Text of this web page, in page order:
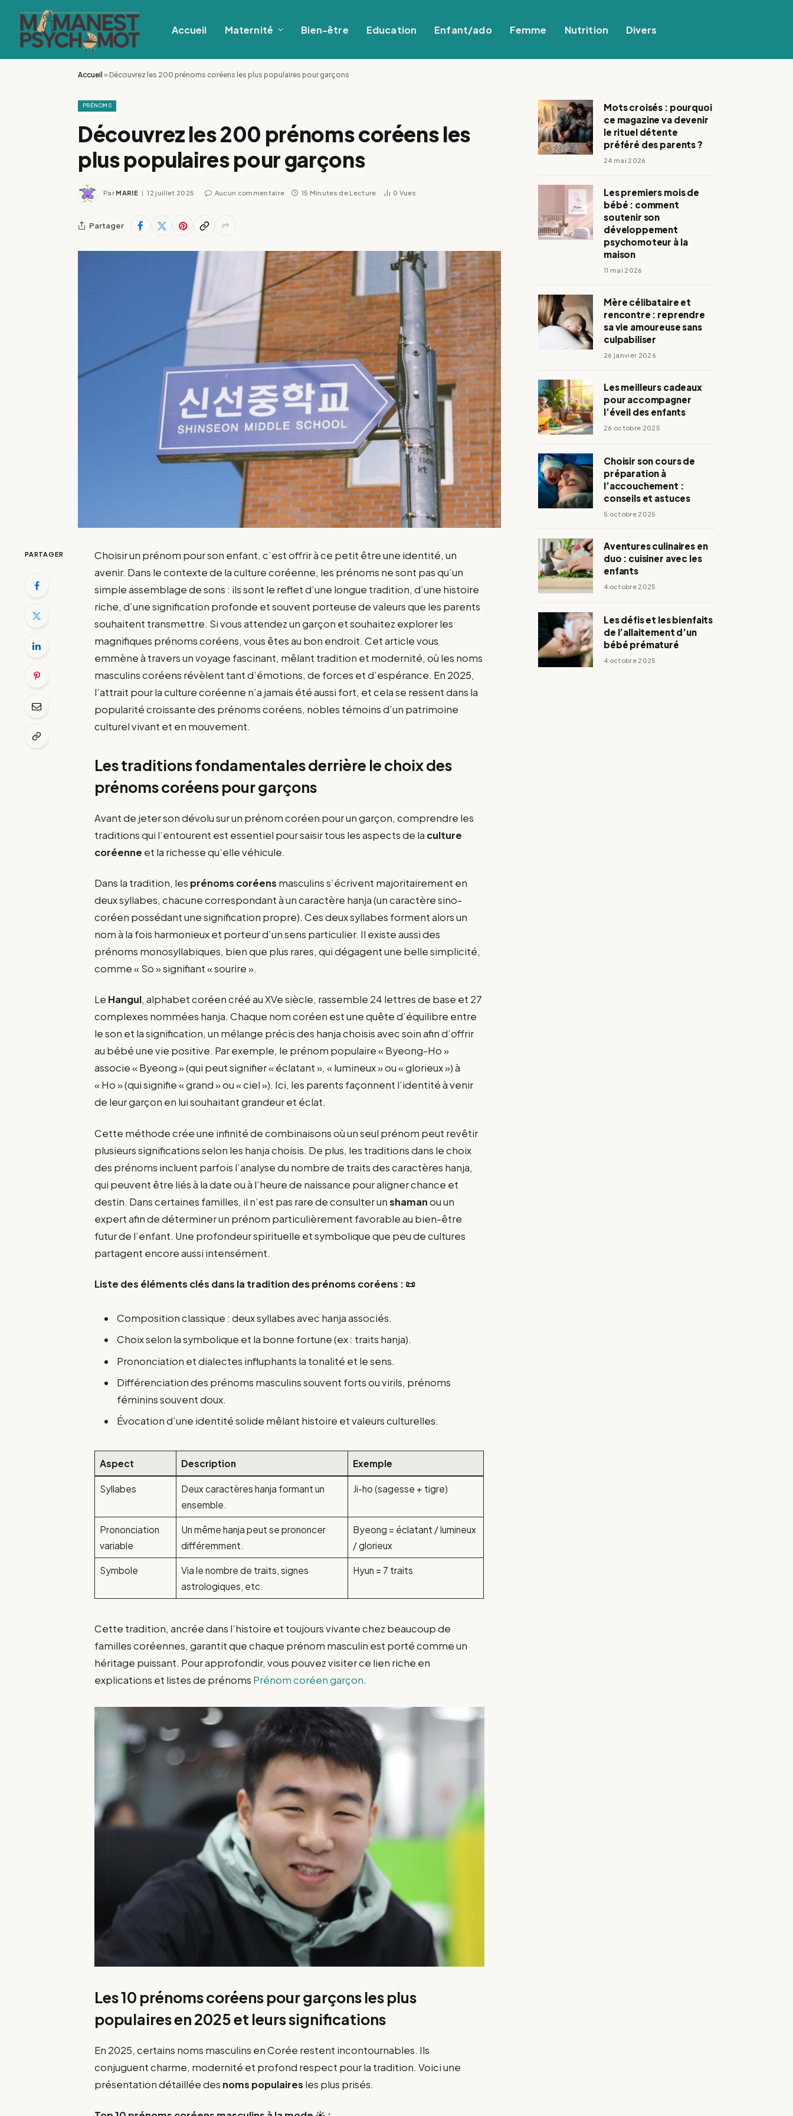
Accueil Maternité Bien-être Education Enfant/ado Femme Nutrition Divers
Accueil »Découvrez les 200 prénoms coréens les plus populaires pour garçons
PRÉNOMS
Découvrez les 200 prénoms coréens les
plus populaires pour garçons
Par MARIE 12 juillet 2025 Aucun commentaire 15 Minutes de Lecture 0 Vues
Partager
PARTAGER
Choisir un prénom pour son enfant, c’est offrir à ce petit être une identité, un
avenir. Dans le contexte de la culture coréenne, les prénoms ne sont pas qu’un
simple assemblage de sons : ils sont le reflet d’une longue tradition, d’une histoire
riche, d’une signification profonde et souvent porteuse de valeurs que les parents
souhaitent transmettre. Si vous attendez un garçon et souhaitez explorer les
magnifiques prénoms coréens, vous êtes au bon endroit. Cet article vous
emmène à travers un voyage fascinant, mêlant tradition et modernité, où les noms
masculins coréens révèlent tant d’émotions, de forces et d’espérance. En 2025,
l’attrait pour la culture coréenne n’a jamais été aussi fort, et cela se ressent dans la
popularité croissante des prénoms coréens, nobles témoins d’un patrimoine
culturel vivant et en mouvement.
Les traditions fondamentales derrière le choix des
prénoms coréens pour garçons
Avant de jeter son dévolu sur un prénom coréen pour un garçon, comprendre les
traditions qui l’entourent est essentiel pour saisir tous les aspects de la culture
coréenne et la richesse qu’elle véhicule.
Dans la tradition, les prénoms coréens masculins s’écrivent majoritairement en
deux syllabes, chacune correspondant à un caractère hanja (un caractère sino-
coréen possédant une signification propre). Ces deux syllabes forment alors un
nom à la fois harmonieux et porteur d’un sens particulier. Il existe aussi des
prénoms monosyllabiques, bien que plus rares, qui dégagent une belle simplicité,
comme « So » signifiant « sourire ».
Le Hangul, alphabet coréen créé au XVe siècle, rassemble 24 lettres de base et 27
complexes nommées hanja. Chaque nom coréen est une quête d’équilibre entre
le son et la signification, un mélange précis des hanja choisis avec soin afin d’offrir
au bébé une vie positive. Par exemple, le prénom populaire « Byeong-Ho »
associe « Byeong » (qui peut signifier « éclatant », « lumineux » ou « glorieux ») à
« Ho » (qui signifie « grand » ou « ciel »). Ici, les parents façonnent l’identité à venir
de leur garçon en lui souhaitant grandeur et éclat.
Cette méthode crée une infinité de combinaisons où un seul prénom peut revêtir
plusieurs significations selon les hanja choisis. De plus, les traditions dans le choix
des prénoms incluent parfois l’analyse du nombre de traits des caractères hanja,
qui peuvent être liés à la date ou à l’heure de naissance pour aligner chance et
destin. Dans certaines familles, il n’est pas rare de consulter unshamanou un
expert afin de déterminer un prénom particulièrement favorable au bien-être
futur de l’enfant. Une profondeur spirituelle et symbolique que peu de cultures
partagent encore aussi intensément.
Liste des éléments clés dans la tradition des prénoms coréens : 📜
Composition classique : deux syllabes avec hanja associés.
Choix selon la symbolique et la bonne fortune (ex : traits hanja).
Prononciation et dialectes influphants la tonalité et le sens.
Différenciation des prénoms masculins souvent forts ou virils, prénoms
féminins souvent doux.
Évocation d’une identité solide mêlant histoire et valeurs culturelles.
Aspect Description Exemple
Syllabes
Deux caractères hanja formant un
ensemble.
Ji-ho (sagesse + tigre)
Prononciation
variable
Un même hanja peut se prononcer
différemment.
Byeong = éclatant / lumineux
/ glorieux
Symbole
Via le nombre de traits, signes
astrologiques, etc.
Hyun = 7 traits
Cette tradition, ancrée dans l’histoire et toujours vivante chez beaucoup de
familles coréennes, garantit que chaque prénom masculin est porté comme un
héritage puissant. Pour approfondir, vous pouvez visiter ce lien riche en
explications et listes de prénoms Prénom coréen garçon.
Les 10 prénoms coréens pour garçons les plus
populaires en 2025 et leurs significations
En 2025, certains noms masculins en Corée restent incontournables. Ils
conjuguent charme, modernité et profond respect pour la tradition. Voici une
présentation détaillée des noms populaires les plus prisés.
Mots croisés : pourquoi
ce magazine va devenir
le rituel détente
préféré des parents ?
24 mai 2026
Les premiers mois de
bébé : comment
soutenir son
développement
psychomoteur à la
maison
11 mai 2026
Mère célibataire et
rencontre : reprendre
sa vie amoureuse sans
culpabiliser
26 janvier 2026
Les meilleurs cadeaux
pour accompagner
l’éveil des enfants
26 octobre 2025
Choisir son cours de
préparation à
l’accouchement :
conseils et astuces
5 octobre 2025
Aventures culinaires en
duo : cuisiner avec les
enfants
4 octobre 2025
Les défis et les bienfaits
de l’allaitement d’un
bébé prématuré
4 octobre 2025